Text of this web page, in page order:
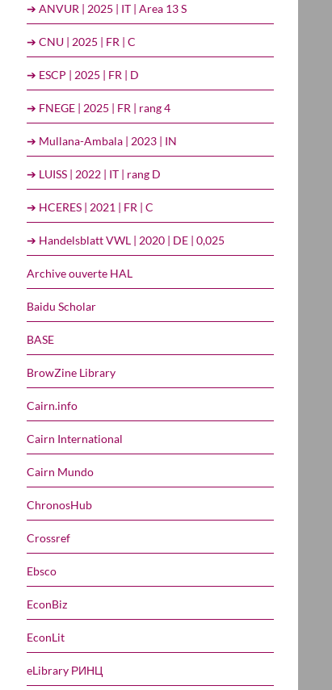
➔ ANVUR | 2025 | IT | Area 13 S
➔ CNU | 2025 | FR | C
➔ ESCP | 2025 | FR | D
➔ FNEGE | 2025 | FR | rang 4
➔ Mullana-Ambala | 2023 | IN
➔ LUISS | 2022 | IT | rang D
➔ HCERES | 2021 | FR | C
➔ Handelsblatt VWL | 2020 | DE | 0,025
Archive ouverte HAL
Baidu Scholar
BASE
BrowZine Library
Cairn.info
Cairn International
Cairn Mundo
ChronosHub
Crossref
Ebsco
EconBiz
EconLit
eLibrary РИНЦ